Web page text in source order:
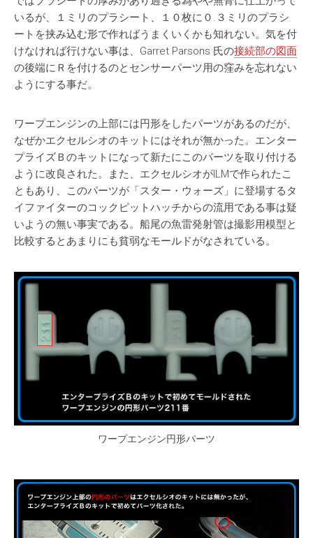
いるが、１ミリのプラシート、１０枚に０.３ミリのプラシ
ートを挟み込む形で作ればうまくいくかも知れない。気を付
けなければ行けない事は、Garret Parsons 氏の接続部の図面
の後端にＲを付けるのとセンサーパーツ用の窪みを忘れない
ようにする事だ。
ワープエンジンの上部には円形をしたパーツがあるのだが、
なぜかエクセルシオのキットにはそれが無かった。エンター
プライズＢのキットになって新たにこのパーツを取り付ける
ように改良された。また、エクセルシオがILMで作られたこ
ともあり、このパーツが「スター・ウォーズ」に登場するタ
イファイターのコックピットハッチからの流用である事は疑
いようの無い事実である。船尾の魚雷発射管は撮影用模型と
比較するとあまりにも貧弱なモールドがなされている。
ワープエンジン円形パーツ